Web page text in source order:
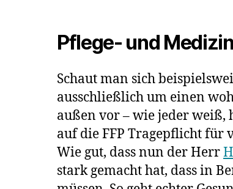
Pflege- und
Schaut man sich
ausschließlich um einen
außen vor – wie jeder weiß,
auf die FFP Tragepflicht für
Wie gut, dass nun der Herr
stark gemacht hat, dass in